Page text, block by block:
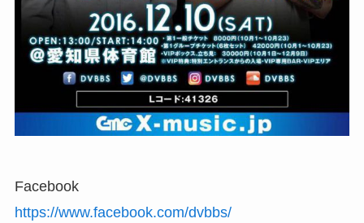
Facebook
https://www.facebook.com/dvbbs/